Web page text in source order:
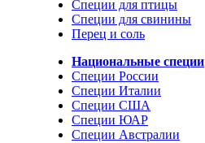
Специи для птицы
Специи для свинины
Перец и соль
Национальные специи
Специи России
Специи Италии
Специи США
Специи ЮАР
Специи Австралии